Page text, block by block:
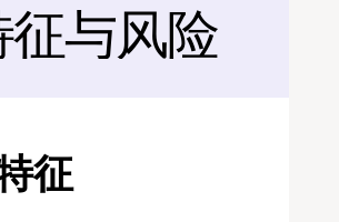
后面
征与风险
征